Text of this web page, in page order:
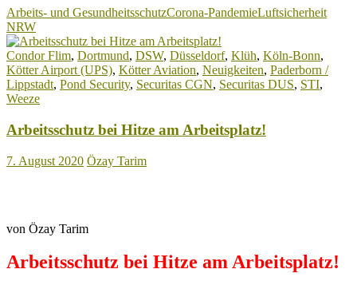
Arbeitsschutzregel
in
von
Corona!
Arbeits- und GesundheitsschutzCorona-PandemieLuftsicherheit
NRW
Condor Flim, Dortmund, DSW, Düsseldorf, Klüh, Köln-Bonn,
Kötter Airport (UPS), Kötter Aviation, Neuigkeiten, Paderborn /
Lippstadt, Pond Security, Securitas CGN, Securitas DUS, STI,
Weeze
Arbeitsschutz bei Hitze am Arbeitsplatz!
7. August 2020 Özay Tarim
von Özay Tarim
Arbeitsschutz bei Hitze am Arbeitsplatz!